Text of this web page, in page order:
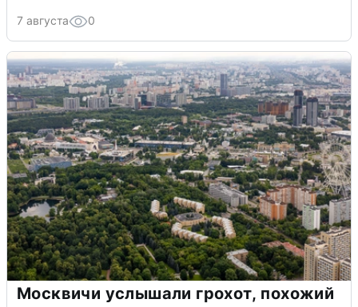
7 августа 0
Москвичи услышали грохот, похожий